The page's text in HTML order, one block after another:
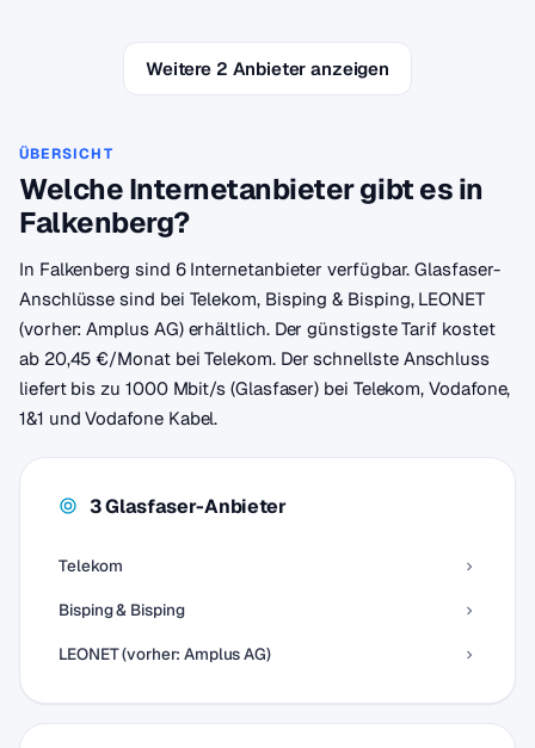
Weitere 2 Anbieter anzeigen
ÜBERSICHT
Welche Internetanbieter gibt es in
Falkenberg?
In Falkenberg sind 6 Internetanbieter verfügbar. Glasfaser-
Anschlüsse sind bei Telekom, Bisping & Bisping, LEONET
(vorher: Amplus AG) erhältlich. Der günstigste Tarif kostet
ab 20,45 €/Monat bei Telekom. Der schnellste Anschluss
liefert bis zu 1000 Mbit/s (Glasfaser) bei Telekom, Vodafone,
1&1 und Vodafone Kabel.
3 Glasfaser-Anbieter
Telekom
Bisping & Bisping
LEONET (vorher: Amplus AG)